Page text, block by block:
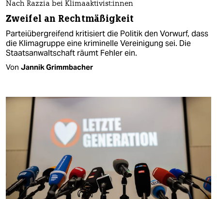
Nach Razzia bei Kli­ma­ak­ti­vis­t:in­nen
Zweifel an Rechtmäßigkeit
Parteiübergreifend kritisiert die Politik den Vorwurf, dass
die Klima­gruppe eine kriminelle Vereinigung sei. Die
Staatsanwaltschaft räumt Fehler ein.
Von Jannik Grimmbacher